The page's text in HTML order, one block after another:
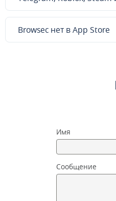
Browsec нет в App Store
Имя
Сообщение